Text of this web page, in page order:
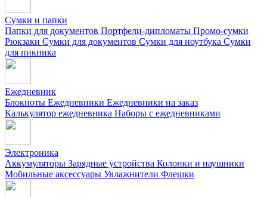
Сумки и папки
Папки для документов Портфели-дипломаты Промо-сумки
Рюкзаки Сумки для документов Сумки для ноутбука Сумки
для пикника
Ежедневник
Блокноты Ежедневники Ежедневники на заказ
Калькулятор ежедневника Наборы с ежедневниками
Электроника
Аккумуляторы Зарядные устройства Колонки и наушники
Мобильные аксессуары Увлажнители Флешки